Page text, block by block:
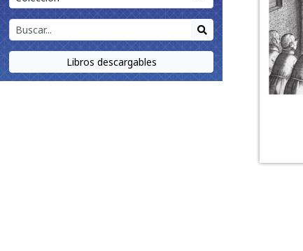
Libros descargables